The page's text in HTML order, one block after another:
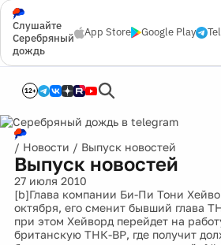
Слушайте
Серебряный
дождь
App Store Google Play
12+
/ Новости / Выпуск новостей
Выпуск новостей
27 июля 2010
[b]Глава компании Би-Пи Тони
октября, его сменит бывший глава
при этом Хейворд перейдет на
британскую ТНК-ВР, где получит